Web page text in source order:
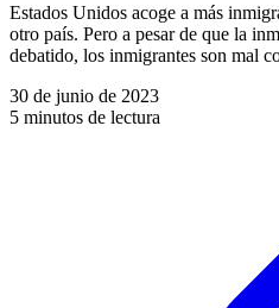
Estados Unidos acoge a más
otro país. Pero a pesar de que la
debatido, los inmigrantes son mal
30 de junio de 2023
5 minutos de lectura